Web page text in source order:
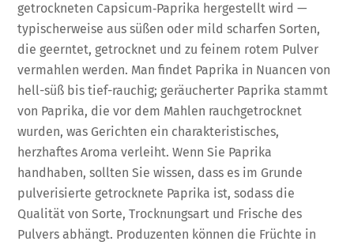
getrockneten Capsicum‑Paprika hergestellt wird —
typischerweise aus süßen oder mild scharfen Sorten,
die geerntet, getrocknet und zu feinem rotem Pulver
vermahlen werden. Man findet Paprika in Nuancen von
hell-süß bis tief-rauchig; geräucherter Paprika stammt
von Paprika, die vor dem Mahlen rauchgetrocknet
wurden, was Gerichten ein charakteristisches,
herzhaftes Aroma verleiht. Wenn Sie Paprika
handhaben, sollten Sie wissen, dass es im Grunde
pulverisierte getrocknete Paprika ist, sodass die
Qualität von Sorte, Trocknungsart und Frische des
Pulvers abhängt. Produzenten können die Früchte in